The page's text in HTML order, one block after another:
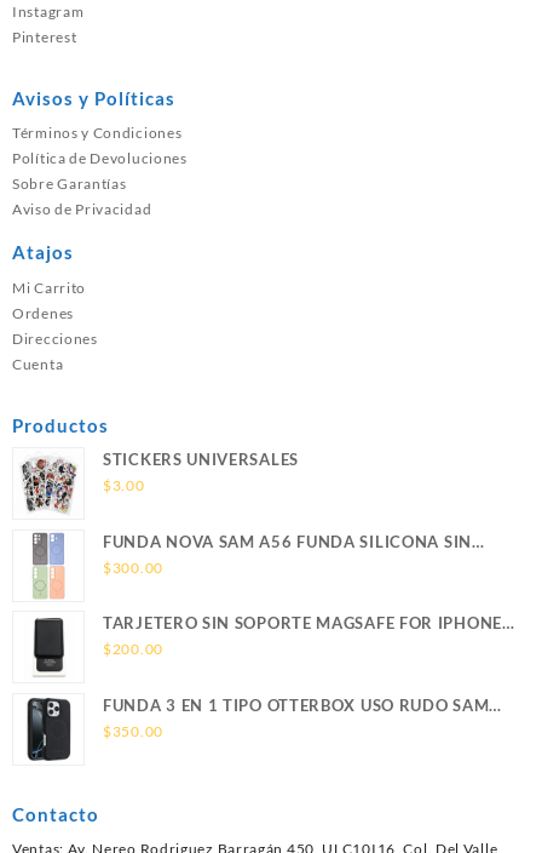
Instagram
Pinterest
Avisos y Políticas
Términos y Condiciones
Política de Devoluciones
Sobre Garantías
Aviso de Privacidad
Atajos
Mi Carrito
Ordenes
Direcciones
Cuenta
Productos
STICKERS UNIVERSALES
$3.00
FUNDA NOVA SAM A56 FUNDA SILICONA SIN
SOPORTE MAGNETICO SAMSUNG
$300.00
TARJETERO SIN SOPORTE MAGSAFE FOR IPHONE
LEATHER WALLET MAGSAFE
$200.00
FUNDA 3 EN 1 TIPO OTTERBOX USO RUDO SAM
S26 ULTRA SAMSUNG S26 ULTRA
$350.00
Contacto
Ventas: Av. Nereo Rodriguez Barragán 450, ULC10I16, Col. Del Valle,